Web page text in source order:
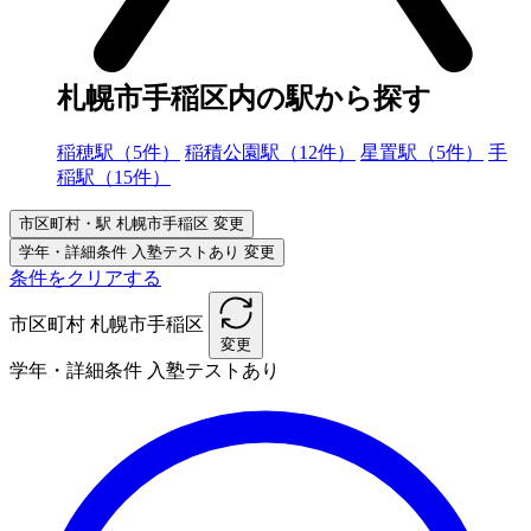
札幌市手稲区内の駅から探す
稲穂駅（5件） 稲積公園駅（12件） 星置駅（5件）
手
稲駅（15件）
市区町村・駅 札幌市手稲区 変更
学年・詳細条件 入塾テストあり 変更
条件をクリアする
市区町村 札幌市手稲区
変更
学年・詳細条件 入塾テストあり